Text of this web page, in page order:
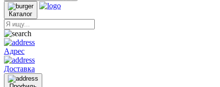
Каталог
Адрес
Доставка